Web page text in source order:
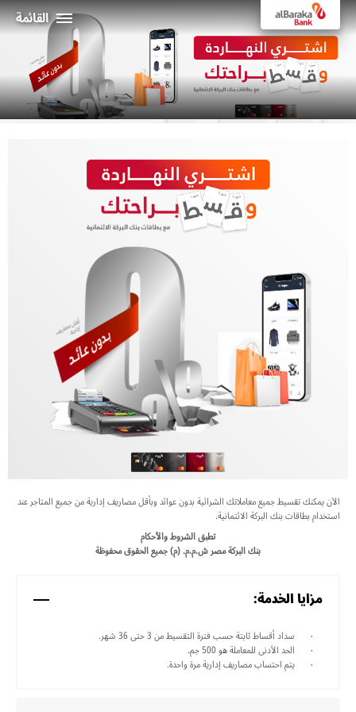
القائمة
أفراد
الشركـات
خدمات الإنترنت البنكي
19373
البـــلاد
الآن يمكنك تقسيط جميع معاملاتك الشرائية بدون عوائد وبأقل مصاريف إدارية من جميع المتاجر عند
استخدام بطاقات بنك البركة الائتمانية.
تطبق الشروط والأحكام
بنك البركة مصر ش.م.م. (م) جميع الحقوق محفوظة
مزايا الخدمة:
سداد أقساط ثابتة حسب فترة التقسيط من 3 حتى 36 شهر.
الحد الأدنى للمعاملة هو 500 جم.
يتم احتساب مصاريف إدارية مرة واحدة.